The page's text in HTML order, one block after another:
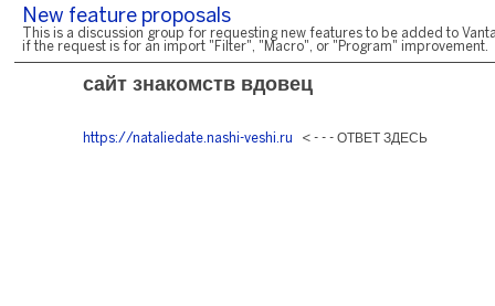
New feature proposals
This is a discussion group for requesting new features to be added to
if the request is for an import "Filter", "Macro", or "Program" improvement.
сайт знакомств вдовец
https://nataliedate.nashi-veshi.ru < - - - ОТВЕТ ЗДЕСЬ